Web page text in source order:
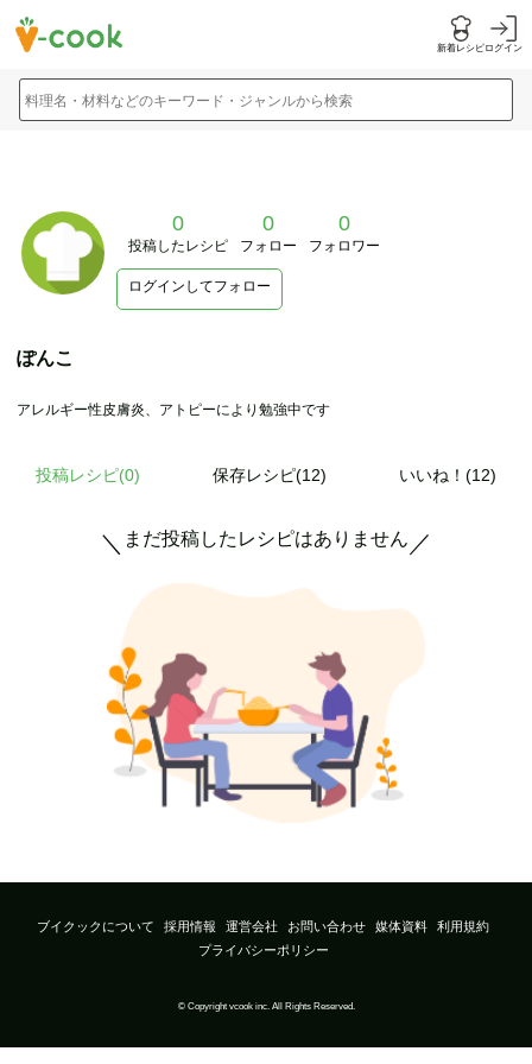
新着レシピログイン
料理名・材料などのキーワード・ジャンルから検索
0
投稿したレシピ
0
フォロー
0
フォロワー
ログインしてフォロー
ぽんこ
アレルギー性皮膚炎、アトピーにより勉強中です
投稿レシピ(0) 保存レシピ(12) いいね！(12)
＼ まだ投稿したレシピはありません ／
ブイクックについて 採用情報 運営会社 お問い合わせ 媒体資料
利用規約
プライバシーポリシー
© Copyright vcook inc. All Rights Reserved.